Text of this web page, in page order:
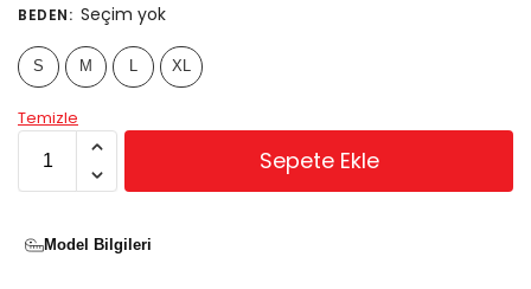
BEDEN: Seçim yok
S M L XL
Temizle
Sepete Ekle
Model Bilgileri